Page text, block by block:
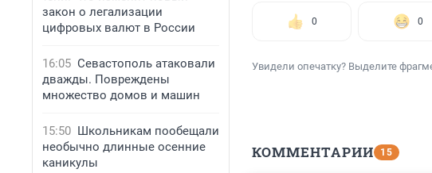
закон о легализации
цифровых валют в России
16:05 Севастополь атаковали
дважды. Повреждены
множество домов и машин
15:50 Школьникам пообещали
необычно длинные осенние
каникулы
0 0
Увидели опечатку? Выделите
КОММЕНТАРИИ 15